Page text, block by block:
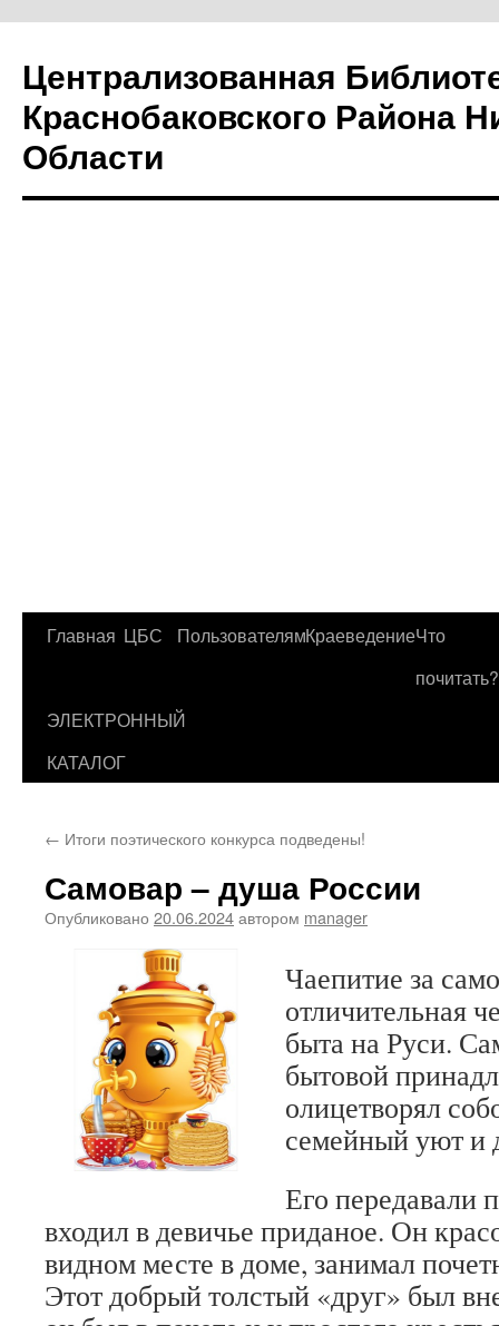
Централизованная
Краснобаковского Района
Области
Перейти
содержимому
Главная ЦБС ПользователямКраеведениеЧто
почитать?
ЭЛЕКТРОННЫЙ
КАТАЛОГ
← Итоги поэтического конкурса подведены!
Самовар – душа России
Опубликовано 20.06.2024автором manager
Чаепитие за
отличительная
быта на Руси.
бытовой
олицетворял
семейный уют и
Его передавали
входил в девичье приданое. Он
видном месте в доме, занимал
Этот добрый толстый «друг» был